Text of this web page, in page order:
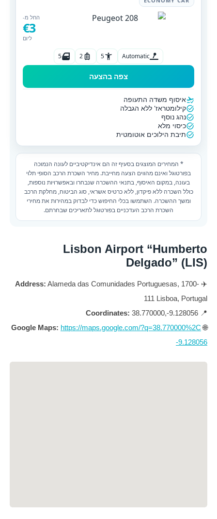
החל מ-
€3
ליום
Automatic
5
2
5
צפה בהצעה
איסוף משדה התעופה
קילומטראז' ללא הגבלה
נהג נוסף
כיסוי מלא
תיבת הילוכים אוטומטית
* המחירים המוצגים בסעיף זה הם אינדיקטיביים לעונה הנמוכה
בפורטוגל ואינם מהווים הצעה מחייבת. מחיר השכרת הרכב הסופי תלוי
בעונה, במקום האיסוף, בתנאי ההשכרה שנבחרו ובאפשרויות נוספות,
כולל השכרה ללא פיקדון, ללא כרטיס אשראי, סוג הביטוח, מחלקת הרכב
ומשך ההשכרה. השתמשו בכלי החיפוש כדי לבדוק במהירות את מחירי
השכרת הרכב העדכניים בפורטוגל לתאריכים שבחרתם.
Lisbon Airport “Humberto
Delgado” (LIS)
✈️
Address: Alameda das Comunidades Portuguesas, 1700-
111 Lisboa, Portugal
📍
Coordinates: 38.770000,-9.128056
🌐
Google Maps: https://maps.google.com/?q=38.770000%2C
-9.128056